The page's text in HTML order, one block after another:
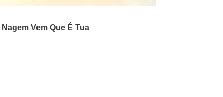
Nagem Vem Que É Tua